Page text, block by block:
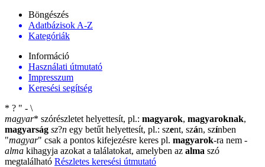
Böngészés
Adatbázisok A-Z
Kategóriák
Információ
Használati útmutató
Impresszum
Keresési segítség
* ? " - \
magyar* szórészletet helyettesít, pl.: magyarok, magyaroknak,
magyarság sz?n egy betűt helyettesít, pl.: szent, szán, színben
"magyar" csak a pontos kifejezésre keres pl. magyarok-ra nem -
alma kihagyja azokat a találatokat, amelyben az alma szó
megtalálható Részletes keresési útmutató